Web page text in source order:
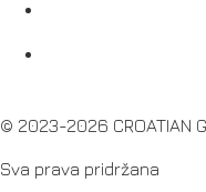
© 2023-2026 CROATIAN
Sva prava pridržana